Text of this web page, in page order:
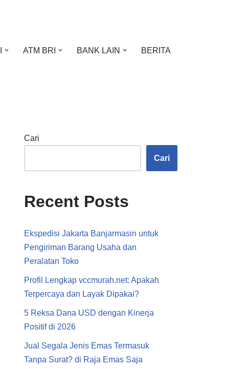
ATM BRI BANK LAIN BERITA
Cari
Cari
Recent Posts
Ekspedisi Jakarta Banjarmasin untuk
Pengiriman Barang Usaha dan
Peralatan Toko
Profil Lengkap vccmurah.net: Apakah
Terpercaya dan Layak Dipakai?
5 Reksa Dana USD dengan Kinerja
Positif di 2026
Jual Segala Jenis Emas Termasuk
Tanpa Surat? di Raja Emas Saja